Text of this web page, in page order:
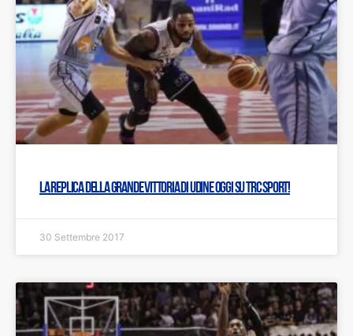
La replica della grande vittoria di Udine oggi su TRC Sport!
30 Settembre 2017